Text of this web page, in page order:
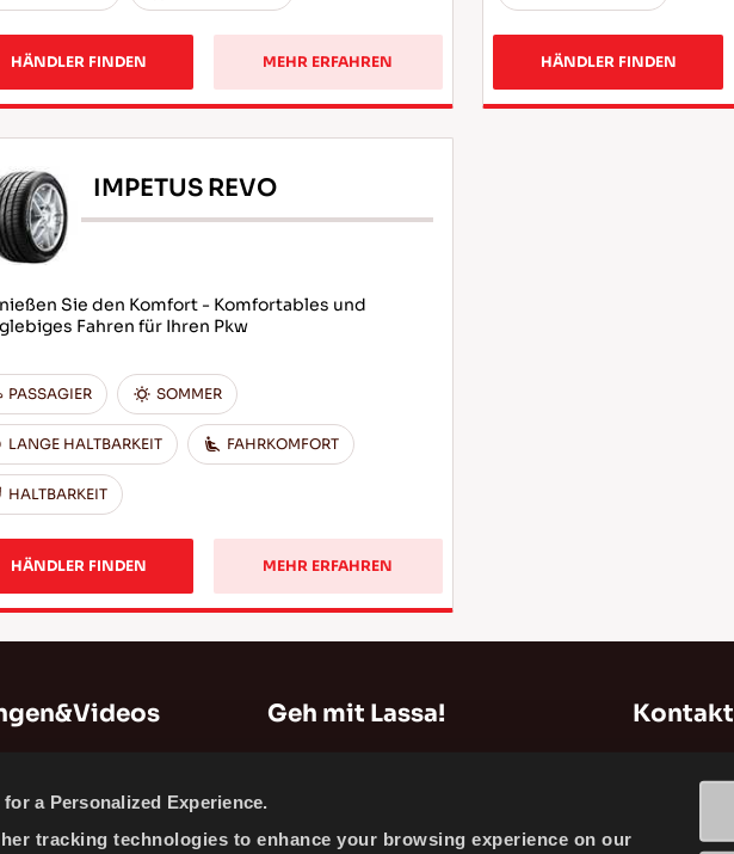
a Personalized Experience.
tracking technologies to enhance your browsing experience on our
HÄNDLER FINDEN MEHR ERFAHREN HÄNDLER FINDEN
IMPETUS REVO
Sie den Komfort - Komfortables und
Fahren für Ihren Pkw
PASSAGIER SOMMER
LANGE HALTBARKEIT FAHRKOMFORT
HALTBARKEIT
HÄNDLER FINDEN MEHR ERFAHREN
Geh mit Lassa!
Nachrichten
Kontakt